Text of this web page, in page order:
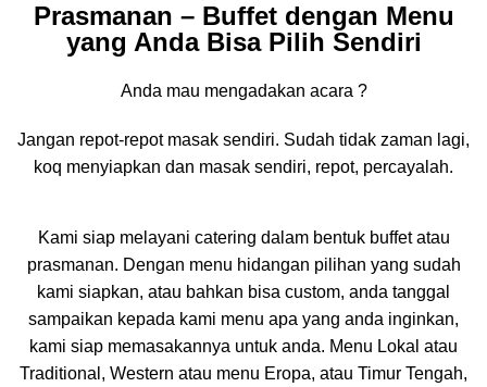
Prasmanan – Buffet dengan Menu
yang Anda Bisa Pilih Sendiri
Anda mau mengadakan acara ?
Jangan repot-repot masak sendiri. Sudah tidak zaman lagi,
koq menyiapkan dan masak sendiri, repot, percayalah.
Kami siap melayani catering dalam bentuk buffet atau
prasmanan. Dengan menu hidangan pilihan yang sudah
kami siapkan, atau bahkan bisa custom, anda tanggal
sampaikan kepada kami menu apa yang anda inginkan,
kami siap memasakannya untuk anda. Menu Lokal atau
Traditional, Western atau menu Eropa, atau Timur Tengah,